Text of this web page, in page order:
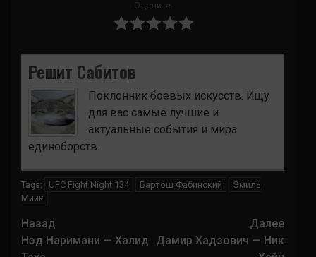
Оцените
Решит Сабитов
Поклонник боевых искусств. Ищу
для вас самые лучшие и
актуальные события и мира
единоборств.
Tags: UFC Fight Night 134 Бартош Фабинский
Эмиль
Миик
Навигация
записи
Назад
Нэд Наримани — Халид
Далее
Дамир Хадзович — Ник